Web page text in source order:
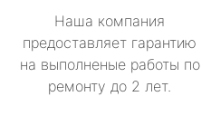
Наша компания
предоставляет гарантию
на выполненые работы по
ремонту до 2 лет.